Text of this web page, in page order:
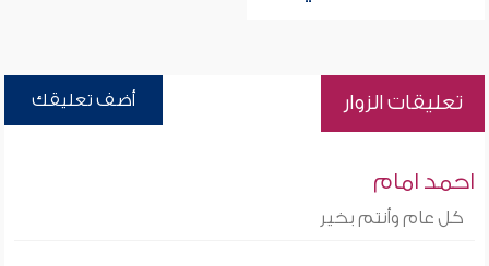
تعليقات الزوار أضف تعليقك
احمد امام
كل عام وأنتم بخير